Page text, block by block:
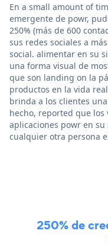
En a small amount of
emergente de powr,
250% (más de 600
sus redes sociales a
social. alimentar en su
una forma visual de
que son landing on la
productos en la vida
brinda a los clientes
hecho, reported que
aplicaciones powr en
cualquier otra persona
250% de